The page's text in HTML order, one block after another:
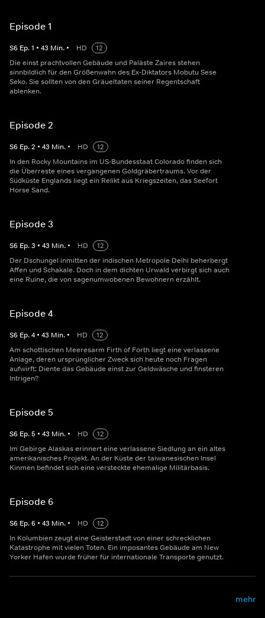
Episode 1
S6 Ep.1 • 43 Min. • HD
12
Die einst prachtvollen Gebäude und Paläste Zaires stehen
sinnbildlich für den Größenwahn des Ex-Diktators Mobutu Sese
Seko. Sie sollten von den Gräueltaten seiner Regentschaft
ablenken.
Episode 2
S6 Ep.2 • 43 Min. • HD
12
In den Rocky Mountains im US-Bundesstaat Colorado finden sich
die Überreste eines vergangenen Goldgräbertraums. Vor der
Südküste Englands liegt ein Relikt aus Kriegszeiten, das Seefort
Horse Sand.
Episode 3
S6 Ep.3 • 43 Min. • HD
12
Der Dschungel inmitten der indischen Metropole Delhi beherbergt
Affen und Schakale. Doch in dem dichten Urwald verbirgt sich auch
eine Ruine, die von sagenumwobenen Bewohnern erzählt.
Episode 4
S6 Ep.4 • 43 Min. • HD
12
Am schottischen Meeresarm Firth of Forth liegt eine verlassene
Anlage, deren ursprünglicher Zweck sich heute noch Fragen
aufwirft: Diente das Gebäude einst zur Geldwäsche und finsteren
Intrigen?
Episode 5
S6 Ep.5 • 43 Min. • HD
12
Im Gebirge Alaskas erinnert eine verlassene Siedlung an ein altes
amerikanisches Projekt. An der Küste der taiwanesischen Insel
Kinmen befindet sich eine versteckte ehemalige Militärbasis.
Episode 6
S6 Ep.6 • 43 Min. • HD
12
In Kolumbien zeugt eine Geisterstadt von einer schrecklichen
Katastrophe mit vielen Toten. Ein imposantes Gebäude am New
Yorker Hafen wurde früher für internationale Transporte genutzt.
mehr